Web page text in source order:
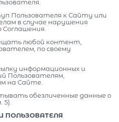
Пользователя к Сайту или
в случае нарушения
любой контент,
по своему
информационных и
Пользователям,
на Сайте.
обезличенные данные о
5).
ПОЛЬЗОВАТЕЛЯ